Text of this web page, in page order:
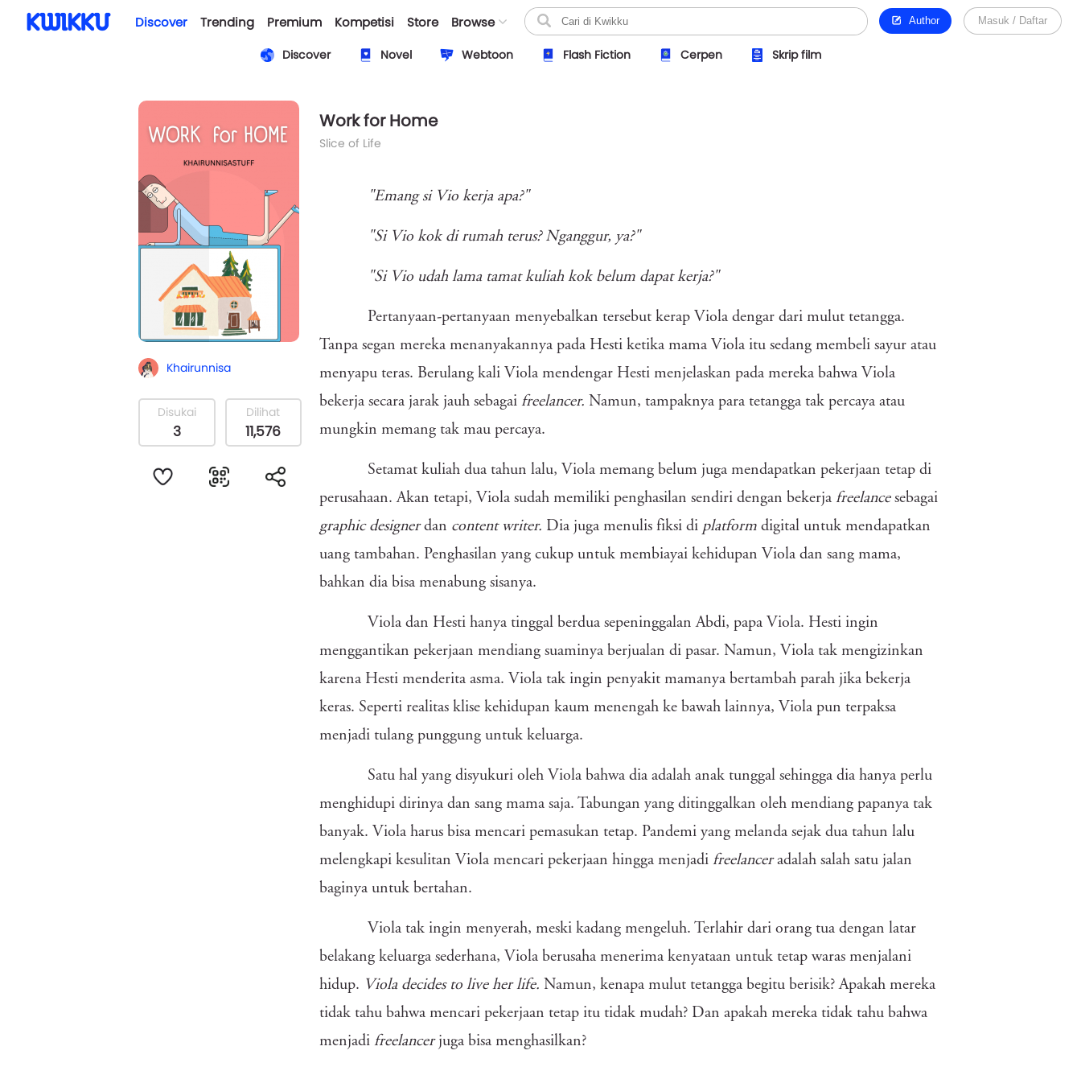
Discover Trending Premium Kompetisi Store Browse Author Masuk / Daftar
Discover Novel Webtoon Flash Fiction Cerpen Skrip film
Khairunnisa
Disukai
3
Dilihat
11,576
Work for Home
Slice of Life
"Emang si Vio kerja apa?"
"Si Vio kok di rumah terus? Nganggur, ya?"
"Si Vio udah lama tamat kuliah kok belum dapat kerja?"
Pertanyaan-pertanyaan menyebalkan tersebut kerap Viola dengar dari mulut tetangga.
Tanpa segan mereka menanyakannya pada Hesti ketika mama Viola itu sedang membeli sayur atau
menyapu teras. Berulang kali Viola mendengar Hesti menjelaskan pada mereka bahwa Viola
bekerja secara jarak jauh sebagai freelancer. Namun, tampaknya para tetangga tak percaya atau
mungkin memang tak mau percaya.
Setamat kuliah dua tahun lalu, Viola memang belum juga mendapatkan pekerjaan tetap di
perusahaan. Akan tetapi, Viola sudah memiliki penghasilan sendiri dengan bekerja freelancesebagai
graphic designerdan content writer. Dia juga menulis fiksi di platform digital untuk mendapatkan
uang tambahan. Penghasilan yang cukup untuk membiayai kehidupan Viola dan sang mama,
bahkan dia bisa menabung sisanya.
Viola dan Hesti hanya tinggal berdua sepeninggalan Abdi, papa Viola. Hesti ingin
menggantikan pekerjaan mendiang suaminya berjualan di pasar. Namun, Viola tak mengizinkan
karena Hesti menderita asma. Viola tak ingin penyakit mamanya bertambah parah jika bekerja
keras. Seperti realitas klise kehidupan kaum menengah ke bawah lainnya, Viola pun terpaksa
menjadi tulang punggung untuk keluarga.
Satu hal yang disyukuri oleh Viola bahwa dia adalah anak tunggal sehingga dia hanya perlu
menghidupi dirinya dan sang mama saja. Tabungan yang ditinggalkan oleh mendiang papanya tak
banyak. Viola harus bisa mencari pemasukan tetap. Pandemi yang melanda sejak dua tahun lalu
melengkapi kesulitan Viola mencari pekerjaan hingga menjadi freelanceradalah salah satu jalan
baginya untuk bertahan.
Viola tak ingin menyerah, meski kadang mengeluh. Terlahir dari orang tua dengan latar
belakang keluarga sederhana, Viola berusaha menerima kenyataan untuk tetap waras menjalani
hidup. Viola decides to live her life. Namun, kenapa mulut tetangga begitu berisik? Apakah mereka
tidak tahu bahwa mencari pekerjaan tetap itu tidak mudah? Dan apakah mereka tidak tahu bahwa
menjadi freelancerjuga bisa menghasilkan?